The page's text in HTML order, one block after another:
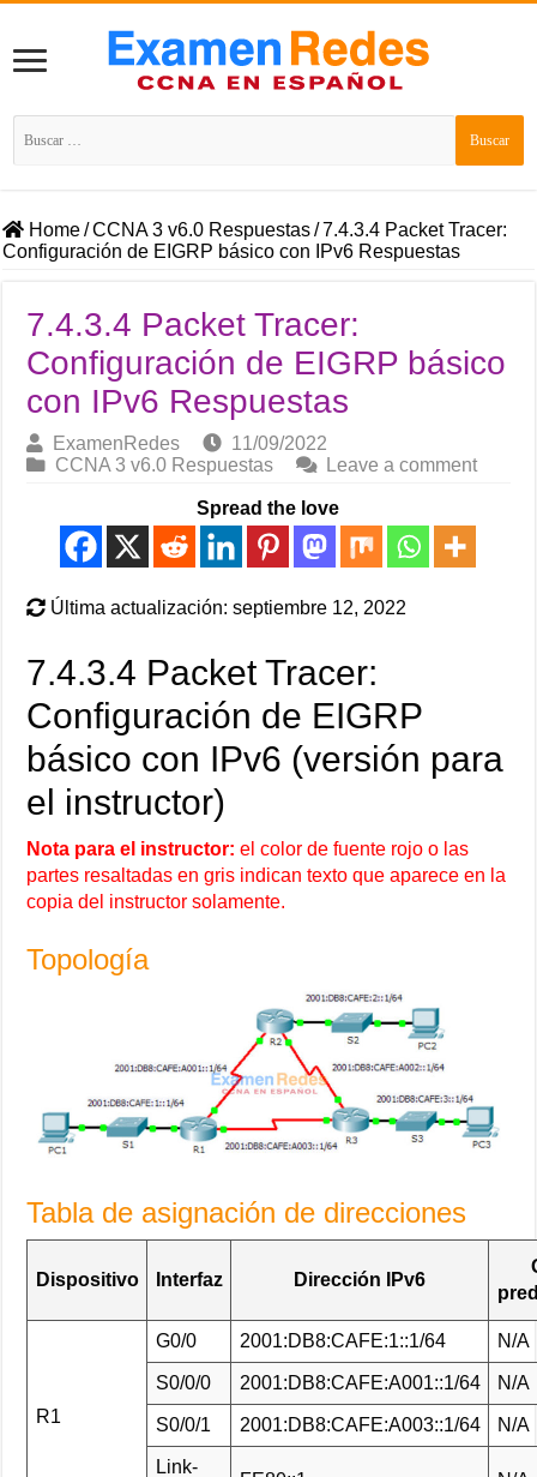
Buscar:
Home/CCNA 3 v6.0 Respuestas/7.4.3.4 Packet Tracer:
Configuración de EIGRP básico con IPv6 Respuestas
7.4.3.4 Packet Tracer:
Configuración de EIGRP básico
con IPv6 Respuestas
ExamenRedes
11/09/2022
CCNA 3 v6.0 Respuestas
Leave a comment
Spread the love
Última actualización: septiembre 12, 2022
7.4.3.4 Packet Tracer:
Configuración de EIGRP
básico con IPv6 (versión para
el instructor)
Nota para el instructor: el color de fuente rojo o las
partes resaltadas en gris indican texto que aparece en la
copia del instructor solamente.
Topología
Tabla de asignación de direcciones
Dispositivo Interfaz Dirección IPv6
R1
G0/0 2001:DB8:CAFE:1::1/64 N/A
S0/0/0 2001:DB8:CAFE:A001::1/64 N/A
S0/0/1 2001:DB8:CAFE:A003::1/64 N/A
Link-